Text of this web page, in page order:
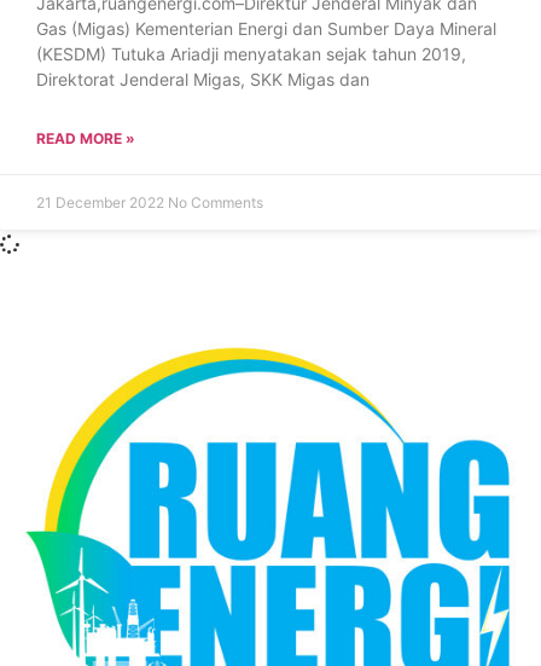
Gas (Migas) Kementerian Energi dan Sumber Daya Mineral
(KESDM) Tutuka Ariadji menyatakan sejak tahun 2019,
Direktorat Jenderal Migas, SKK Migas dan
READ MORE »
21 December 2022 No Comments